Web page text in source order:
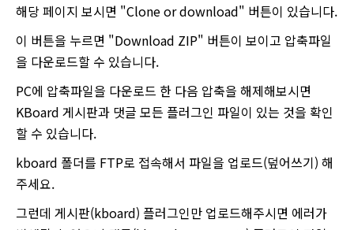
해당 페이지 보시면 "Clone or download" 버튼이 있습니다.
이 버튼을 누르면 "Download ZIP" 버튼이 보이고 압축파일
을 다운로드할 수 있습니다.
PC에 압축파일을 다운로드 한 다음 압축을 해제해보시면
KBoard 게시판과 댓글 모든 플러그인 파일이 있는 것을 확인
할 수 있습니다.
kboard 폴더를 FTP로 접속해서 파일을 업로드(덮어쓰기) 해
주세요.
그런데 게시판(kboard) 플러그인만 업로드해주시면 에러가